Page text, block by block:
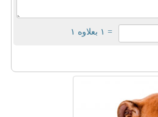
= ۱ بعلاوه ۱